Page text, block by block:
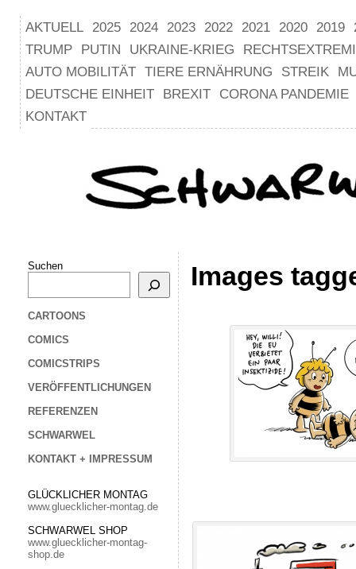
AKTUELL 2025 2024 2023 2022 2021 2020 2019
TRUMP
PUTIN UKRAINE-KRIEG
AUTO MOBILITÄT TIERE ERNÄHRUNG STREIK
DEUTSCHE EINHEIT
BREXIT
CORONA PANDEMIE
KONTAKT
Suchen
CARTOONS
COMICS
COMICSTRIPS
VERÖFFENTLICHUNGEN
REFERENZEN
SCHWARWEL
KONTAKT + IMPRESSUM
GLÜCKLICHER MONTAG
www.gluecklicher-montag.de
SCHWARWEL SHOP
www.gluecklicher-montag-
shop.de
Images